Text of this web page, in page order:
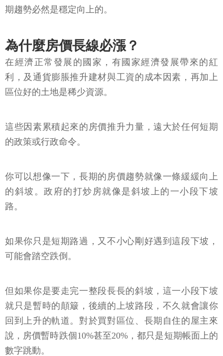
期趨勢必然是穩定向上的。
為什麼房價長線必漲？
在經濟正常發展的國家，有國家經濟發展帶來的紅
利，及通貨膨脹推升建材與工資的成本因素，再加上
區位好的土地是稀少資源。
這些因素累積起來的房價推升力量，遠大於任何短期
的政策或行政命令。
你可以想像一下，長期的房價趨勢就像一條緩緩向上
的斜坡。政府的打炒房就像是斜坡上的一小段下坡
路。
如果你只是短期路過，又不小心剛好遇到這段下坡，
可能會踏空跌倒。
但如果你是要走完一整段長長的斜坡，這一小段下坡
就只是暫時的顛簸，後續的上坡路段，不久就會讓你
回到上升的軌道。對於買對區位、長期自住的屋主來
說，房價暫時跌個10%甚至20%，都只是短期帳面上的
數字跳動。